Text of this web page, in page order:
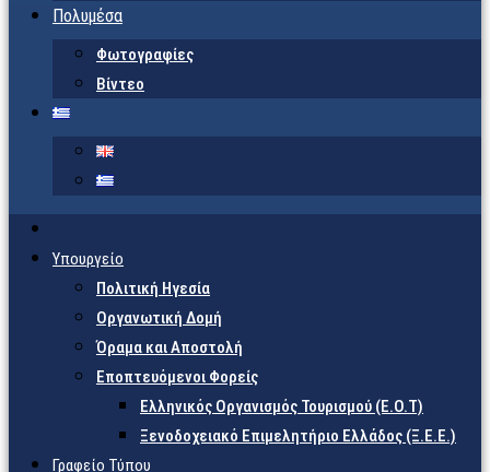
Πολυμέσα
Φωτογραφίες
Βίντεο
Υπουργείο
Πολιτική Ηγεσία
Οργανωτική Δομή
Όραμα και Αποστολή
Εποπτευόμενοι Φορείς
Eλληνικός Οργανισμός Τουρισμού (Ε.Ο.Τ)
Ξενοδοχειακό Επιμελητήριο Ελλάδος (Ξ.Ε.Ε.)
Γραφείο Τύπου